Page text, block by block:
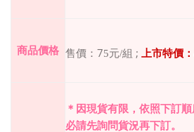
商品價格 售價： 75元/組 ; 上市特價：
＊因現貨有限，依照下訂
必請先詢問貨況再下訂。